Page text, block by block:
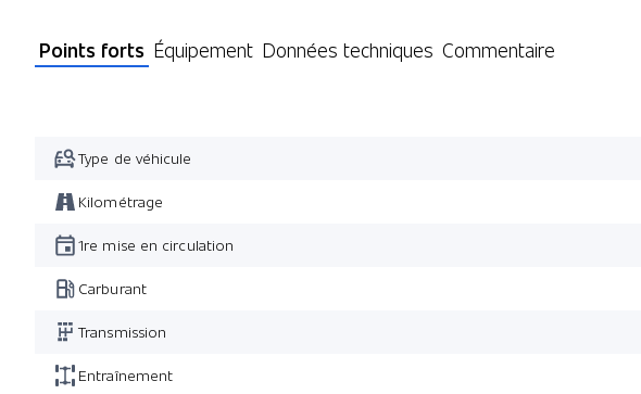
Points forts Équipement Données techniques Commentaire
Type de véhicule
Kilométrage
1re mise en circulation
Carburant
Transmission
Entraînement